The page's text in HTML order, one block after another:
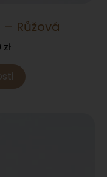
Růžová
zł